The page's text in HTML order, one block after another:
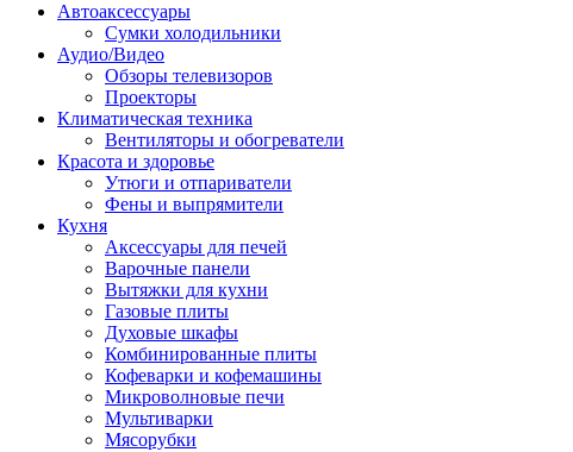
Автоаксессуары
Сумки холодильники
Аудио/Видео
Обзоры телевизоров
Проекторы
Климатическая техника
Вентиляторы и обогреватели
Красота и здоровье
Утюги и отпариватели
Фены и выпрямители
Кухня
Аксессуары для печей
Варочные панели
Вытяжки для кухни
Газовые плиты
Духовые шкафы
Комбинированные плиты
Кофеварки и кофемашины
Микроволновые печи
Мультиварки
Мясорубки